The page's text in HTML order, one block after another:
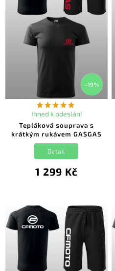
–19 %
Tepláková souprava s
krátkým rukávem GASGAS
Ihned k odeslání
1 299 Kč
Detail